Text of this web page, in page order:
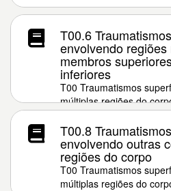
T00.6
envolvendo
membros
inferiores
T00 Traumatismos
múltiplas regiões do
T00.8
envolvendo outras
regiões do corpo
T00 Traumatismos
múltiplas regiões do